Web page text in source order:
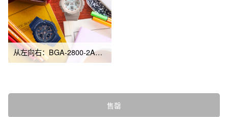
从左向右：BGA-2800-2A、BGA-2800-4A2
售罄